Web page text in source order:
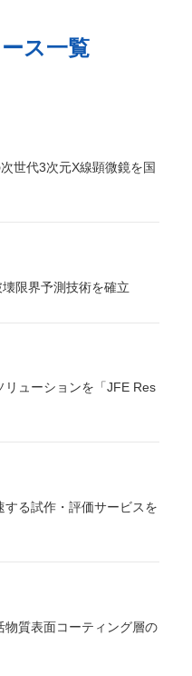
ス一覧
世代3次元X線顕微鏡を国
限界予測技術を確立
ューションを「JFE Res
る試作・評価サービスを
質表面コーティング層の